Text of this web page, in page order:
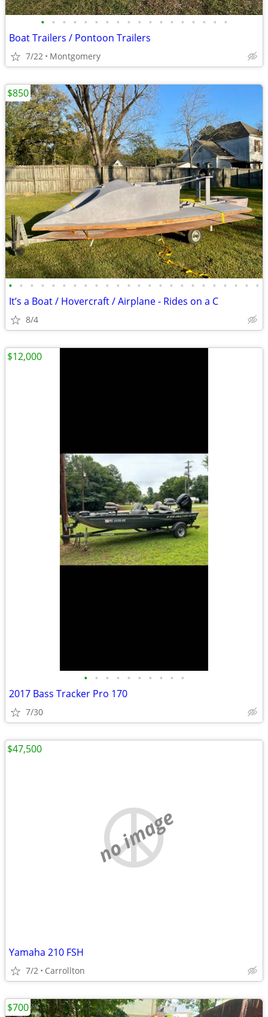
• • • • • • • • • • • • • • • • • •
Boat Trailers / Pontoon Trailers
7/22 Montgomery
• • • • • • • • • • • • • • • • • • • • • • • •
It’s a Boat / Hovercraft / Airplane - Rides on a C
8/4
$850
• • • • • • • • • •
2017 Bass Tracker Pro 170
7/30
$12,000
no image
Yamaha 210 FSH
7/2 Carrollton
$47,500
$700